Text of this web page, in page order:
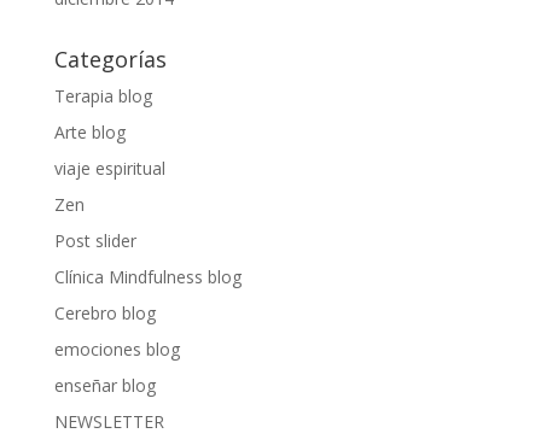
Categorías
Terapia blog
Arte blog
viaje espiritual
Zen
Post slider
Clínica Mindfulness blog
Cerebro blog
emociones blog
enseñar blog
NEWSLETTER